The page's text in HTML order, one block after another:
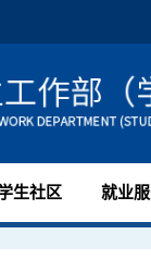
生社区 就业